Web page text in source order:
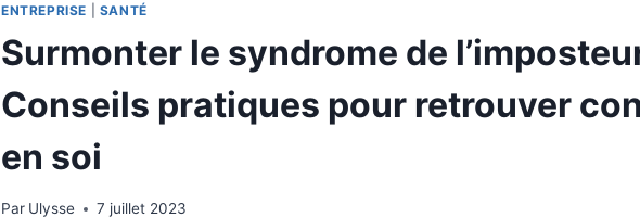
ENTREPRISE SANTÉ
Surmonter le syndrome de
Conseils pratiques pour retrouver
en soi
Par Ulysse 7 juillet 2023